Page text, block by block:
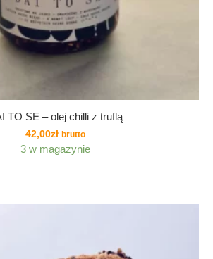
TO SE – olej chilli z truflą
42,00zł brutto
3 w magazynie